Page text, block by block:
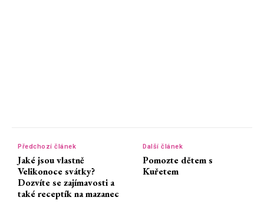
Předchozí článek
Jaké jsou vlastně
Velikonoce svátky?
Dozvíte se zajímavosti a
také receptík na mazanec
Další článek
Pomozte dětem s
Kuřetem